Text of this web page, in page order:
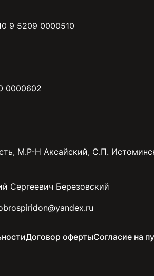
9 5209 0000510
0000602
М.Р-Н Аксайский, С.П.
Сергеевич Березовский
Договор офертыСогласие на